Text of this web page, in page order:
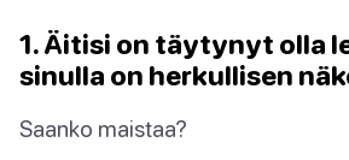
1. Äitisi on täytynyt olla
sinulla on herkullisen
Saanko maistaa?